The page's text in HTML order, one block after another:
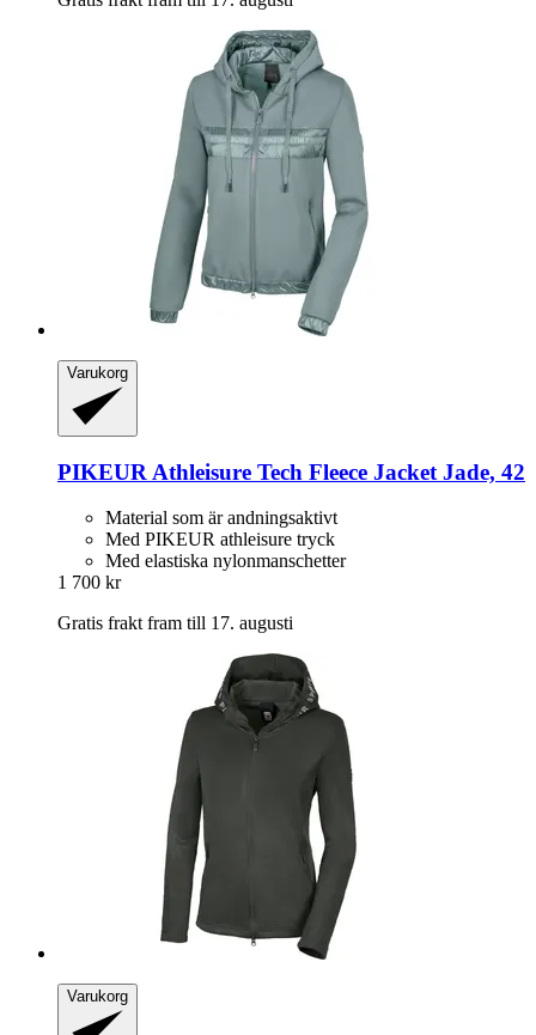
Varukorg
PIKEUR Athleisure Tech Fleece Jacket Jade, 42
Material som är andningsaktivt
Med PIKEUR athleisure tryck
Med elastiska nylonmanschetter
1 700 kr
Gratis frakt fram till 17. augusti
Varukorg